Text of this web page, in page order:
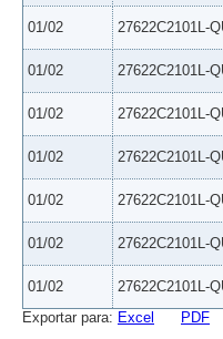
01/02 27622C2101L-
01/02 27622C2101L-
01/02 27622C2101L-
01/02 27622C2101L-
01/02 27622C2101L-
01/02 27622C2101L-
01/02 27622C2101L-
Exportar para: Excel PDF